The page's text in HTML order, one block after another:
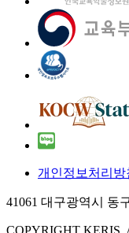
개인정보처리방
41061 대구광역시 동
COPYRIGHT KERIS.